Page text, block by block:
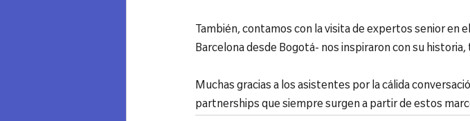
También, contamos con la visita de expertos senior en
Barcelona desde Bogotá- nos inspiraron con su
Muchas gracias a los asistentes por la cálida
partnerships que siempre surgen a partir de estos